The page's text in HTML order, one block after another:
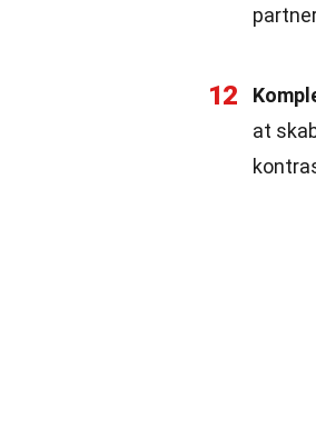
12
at